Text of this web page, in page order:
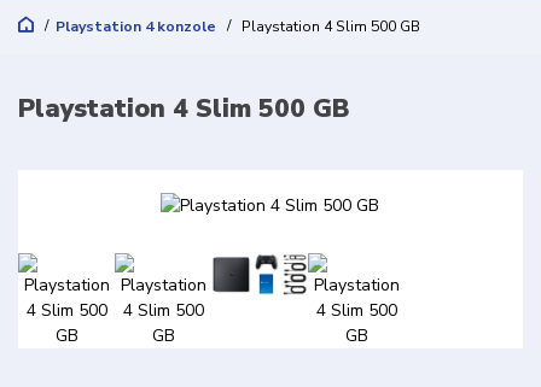
Playstation 4 konzole Playstation 4 Slim 500 GB
Playstation 4 Slim 500 GB